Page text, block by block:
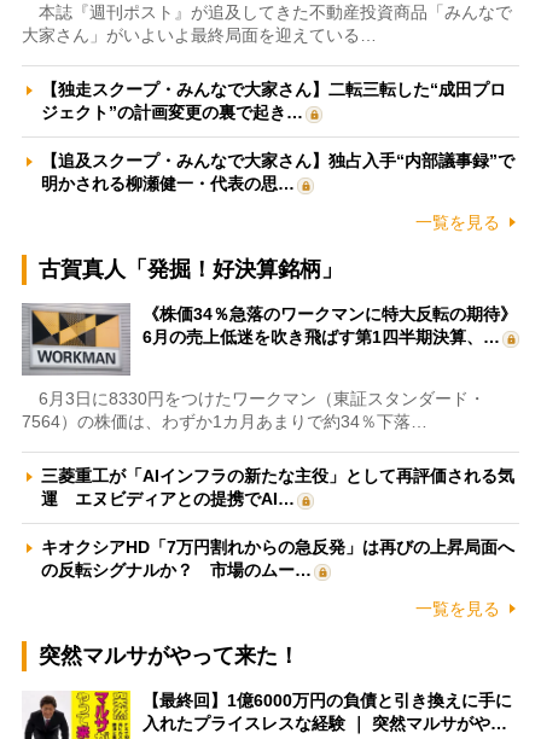
本誌『週刊ポスト』が追及してきた不動産投資商品「みんなで
大家さん」がいよいよ最終局面を迎えている…
【独走スクープ・みんなで大家さん】二転三転した“成田プロ
ジェクト”の計画変更の裏で起き…
【追及スクープ・みんなで大家さん】独占入手“内部議事録”で
明かされる柳瀬健一・代表の思…
一覧を見る
古賀真人「発掘！好決算銘柄」
《株価34％急落のワークマンに特大反転の期待》
6月の売上低迷を吹き飛ばす第1四半期決算、…
6月3日に8330円をつけたワークマン（東証スタンダード・
7564）の株価は、わずか1カ月あまりで約34％下落…
三菱重工が「AIインフラの新たな主役」として再評価される気
運 エヌビディアとの提携でAI…
キオクシアHD「7万円割れからの急反発」は再びの上昇局面へ
の反転シグナルか？ 市場のムー…
一覧を見る
突然マルサがやって来た！
【最終回】1億6000万円の負債と引き換えに手に
入れたプライスレスな経験 ｜ 突然マルサがや…